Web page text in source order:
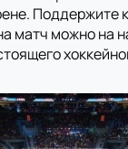
Поддержите
матч можно на